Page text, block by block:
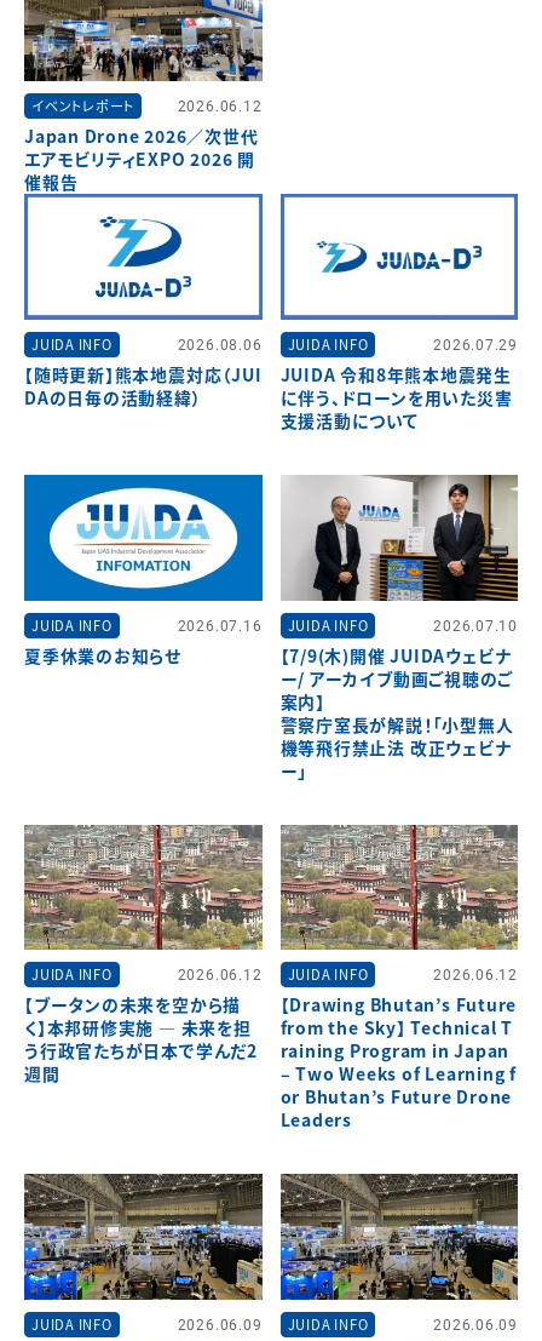
イベントレポート 2026.06.12
Japan Drone 2026／次世代
エアモビリティEXPO 2026 開
催報告
JUIDA INFO 2026.08.06
【随時更新】熊本地震対応（JUI
DAの日毎の活動経緯）
JUIDA INFO 2026.07.29
JUIDA 令和8年熊本地震発生
に伴う、ドローンを用いた災害
支援活動について
JUIDA INFO 2026.07.16
夏季休業のお知らせ
JUIDA INFO 2026.07.10
【7/9(木)開催 JUIDAウェビナ
ー/ アーカイブ動画ご視聴のご
案内】
警察庁室長が解説！「小型無人
機等飛行禁止法 改正ウェビナ
ー」
JUIDA INFO 2026.06.12
【ブータンの未来を空から描
く】本邦研修実施 ― 未来を担
う行政官たちが日本で学んだ2
週間
JUIDA INFO 2026.06.12
【Drawing Bhutan’s Future
from the Sky】 Technical T
raining Program in Japan
– Two Weeks of Learning f
or Bhutan’s Future Drone
Leaders
JUIDA INFO 2026.06.09 JUIDA INFO 2026.06.09